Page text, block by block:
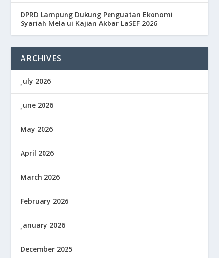
DPRD Lampung Dukung Penguatan Ekonomi
Syariah Melalui Kajian Akbar LaSEF 2026
ARCHIVES
July 2026
June 2026
May 2026
April 2026
March 2026
February 2026
January 2026
December 2025